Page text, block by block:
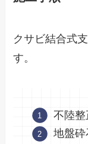
クサビ結合式
す。
不陸整
地盤砕